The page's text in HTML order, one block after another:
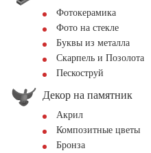
Фотокерамика
Фото на стекле
Буквы из металла
Скарпель и Позолота
Пескоструй
Декор на памятник
Акрил
Композитные цветы
Бронза